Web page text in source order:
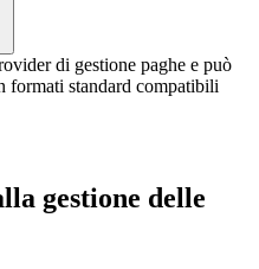
di gestione paghe e può
formati standard compatibili
gestione delle